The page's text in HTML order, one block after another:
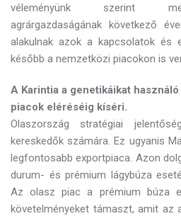
véleményünk szerint
agrárgazdaságának következő
alakulnak azok a kapcsolatok és
később a nemzetközi piacokon is
A Karintia a genetikáikat
piacok eléréséig kíséri.
Olaszország stratégiai
kereskedők számára. Ez ugyanis
legfontosabb exportpiaca. Azon
durum- és prémium lágybúza
Az olasz piac a prémium búza
követelményeket támaszt, amit az